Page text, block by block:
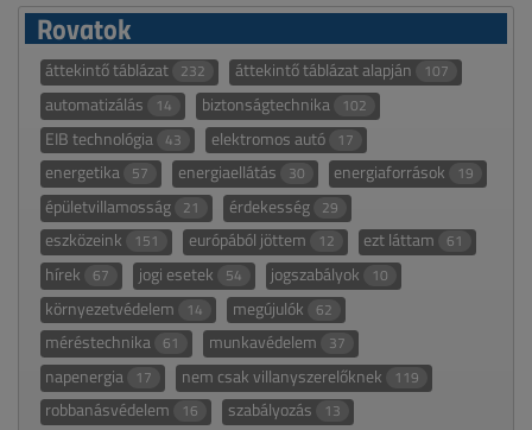
Rovatok
áttekintő táblázat 232 áttekintő táblázat alapján 107
automatizálás 14 biztonságtechnika 102
EIB technológia 43 elektromos autó 17
energetika 57 energiaellátás 30 energiaforrások 19
épületvillamosság 21 érdekesség 29
eszközeink 151 európából jöttem 12 ezt láttam 61
hírek 67 jogi esetek 54 jogszabályok 10
környezetvédelem 14 megújulók 62
méréstechnika 61 munkavédelem 37
napenergia 17 nem csak villanyszerelőknek 119
robbanásvédelem 16 szabályozás 13